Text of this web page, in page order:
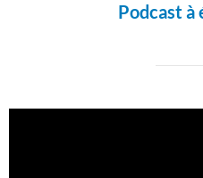
Podcast à